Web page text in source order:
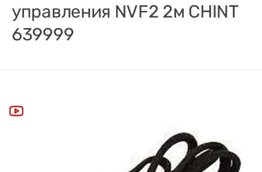
управления NVF2 2м CHINT
639999